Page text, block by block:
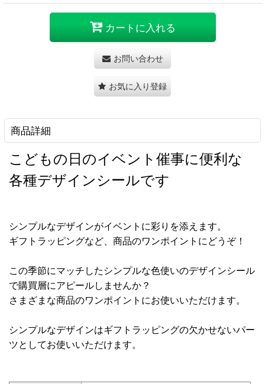
カートに入れる
お問い合わせ
お気に入り登録
商品詳細
こどもの日のイベント催事に便利な
各種デザインシールです
シンプルなデザインがイベントに彩りを添えます。
ギフトラッピングなど、商品のワンポイントにどうぞ！
この季節にマッチしたシンプルな色使いのデザインシール
で購買層にアピールしませんか？
さまざまな商品のワンポイントにお使いいただけます。
シンプルなデザインはギフトラッピングの欠かせないパー
ツとしてお使いいただけます。